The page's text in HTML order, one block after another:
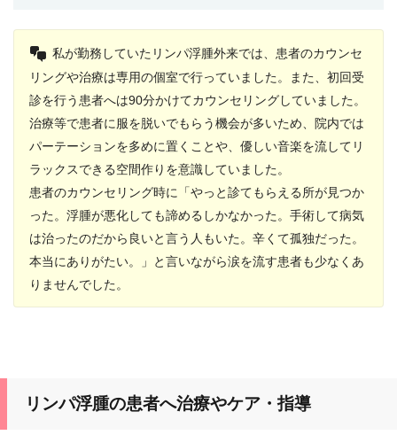
私が勤務していたリンパ浮腫外来では、患者のカウンセ
リングや治療は専用の個室で行っていました。また、初回受
診を行う患者へは90分かけてカウンセリングしていました。
治療等で患者に服を脱いでもらう機会が多いため、院内では
パーテーションを多めに置くことや、優しい音楽を流してリ
ラックスできる空間作りを意識していました。
患者のカウンセリング時に「やっと診てもらえる所が見つか
った。浮腫が悪化しても諦めるしかなかった。手術して病気
は治ったのだから良いと言う人もいた。辛くて孤独だった。
本当にありがたい。」と言いながら涙を流す患者も少なくあ
りませんでした。
リンパ浮腫の患者へ治療やケア・指導